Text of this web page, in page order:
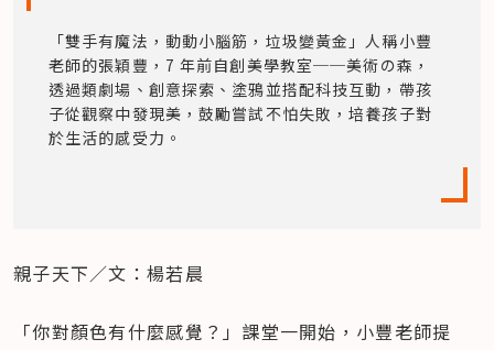
「雙手有魔法，動動小腦筋，垃圾變黃金」人稱小豐
老師的張穎豐，7 年前自創美學教室──美術の森，
透過類劇場、創意探索、塗鴉並搭配科技互動，帶孩
子從觀察中發現美，鼓勵嘗試不怕失敗，培養孩子對
於生活的感受力。
親子天下／文：楊若晨
「你對顏色有什麼感覺？」課堂一開始，小豐老師提